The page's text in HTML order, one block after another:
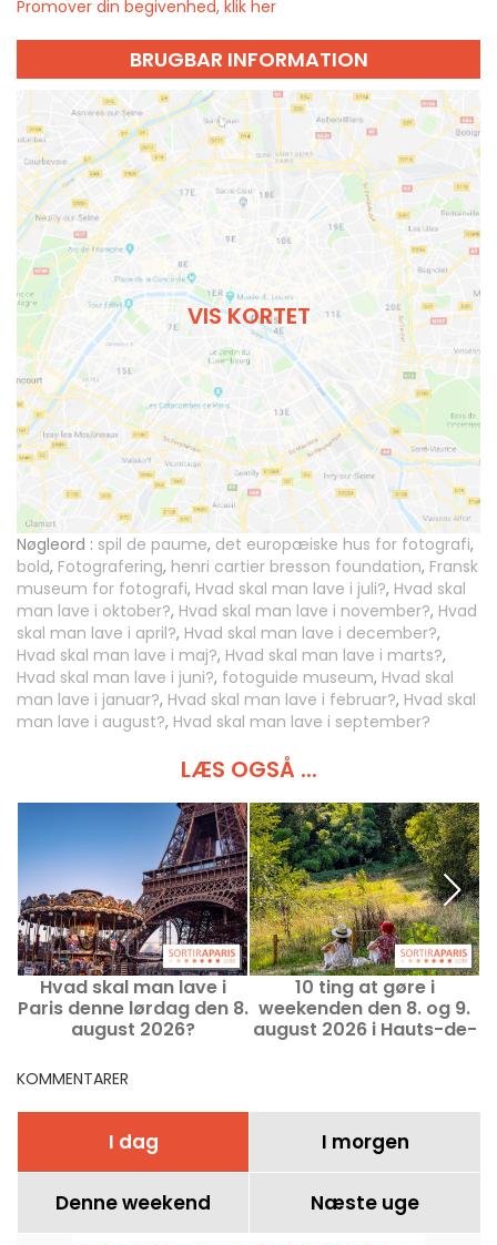
Promover din begivenhed, klik her
BRUGBAR INFORMATION
VIS KORTET
Nøgleord : spil de paume, det europæiske hus for fotografi,
bold, Fotografering, henri cartier bresson foundation, Fransk
museum for fotografi, Hvad skal man lave i juli?, Hvad skal
man lave i oktober?, Hvad skal man lave i november?, Hvad
skal man lave i april?, Hvad skal man lave i december?,
Hvad skal man lave i maj?, Hvad skal man lave i marts?,
Hvad skal man lave i juni?, fotoguide museum, Hvad skal
man lave i januar?, Hvad skal man lave i februar?, Hvad skal
man lave i august?, Hvad skal man lave i september?
LÆS OGSÅ ...
Hvad skal man lave i
Paris denne lørdag den 8.
august 2026?
må gå glip af.
10 ting at gøre i
weekenden den 8. og 9.
august 2026 i Hauts-de-
KOMMENTARER
I dag I morgen
Denne weekend Næste uge